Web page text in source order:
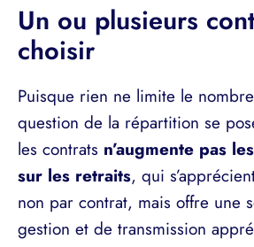
Un ou plusieurs
choisir
Puisque rien ne limite le
question de la répartition se
les contrats n’augmente pas
sur les retraits, qui
non par contrat, mais offre une
gestion et de transmission